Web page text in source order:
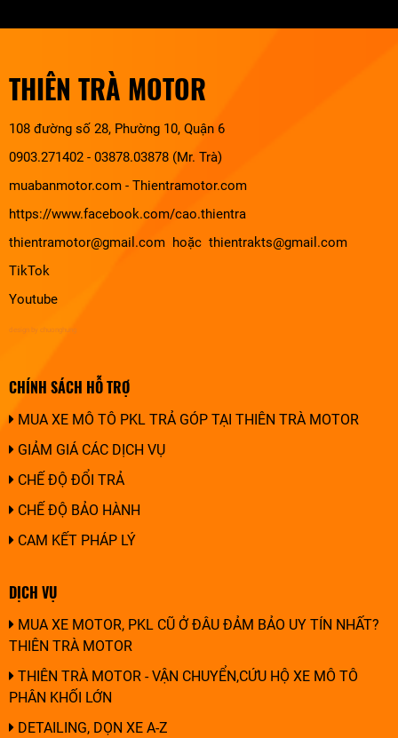
THIÊN TRÀ MOTOR
108 đường số 28, Phường 10, Quận 6
0903.271402 - 03878.03878 (Mr. Trà)
muabanmotor.com - Thientramotor.com
https://www.facebook.com/cao.thientra
thientramotor@gmail.com hoặc thientrakts@gmail.com
TikTok
Youtube
design by chuonghung
CHÍNH SÁCH HỖ TRỢ
MUA XE MÔ TÔ PKL TRẢ GÓP TẠI THIÊN TRÀ MOTOR
GIẢM GIÁ CÁC DỊCH VỤ
CHẾ ĐỘ ĐỔI TRẢ
CHẾ ĐỘ BẢO HÀNH
CAM KẾT PHÁP LÝ
DỊCH VỤ
MUA XE MOTOR, PKL CŨ Ở ĐÂU ĐẢM BẢO UY TÍN NHẤT?
THIÊN TRÀ MOTOR
THIÊN TRÀ MOTOR - VẬN CHUYỂN,CỨU HỘ XE MÔ TÔ
PHÂN KHỐI LỚN
DETAILING, DỌN XE A-Z